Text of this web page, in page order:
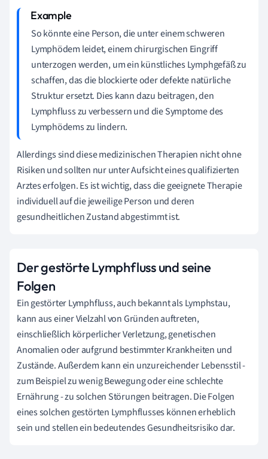
So könnte eine Person, die unter einem schweren
Lymphödem leidet, einem chirurgischen Eingriff
unterzogen werden, um ein künstliches Lymphgefäß zu
schaffen, das die blockierte oder defekte natürliche
Struktur ersetzt. Dies kann dazu beitragen, den
Lymphfluss zu verbessern und die Symptome des
Lymphödems zu lindern.
Allerdings sind diese medizinischen Therapien nicht ohne
Risiken und sollten nur unter Aufsicht eines qualifizierten
Arztes erfolgen. Es ist wichtig, dass die geeignete Therapie
individuell auf die jeweilige Person und deren
gesundheitlichen Zustand abgestimmt ist.
Der gestörte Lymphfluss und seine
Folgen
Ein gestörter Lymphfluss, auch bekannt als Lymphstau,
kann aus einer Vielzahl von Gründen auftreten,
einschließlich körperlicher Verletzung, genetischen
Anomalien oder aufgrund bestimmter Krankheiten und
Zustände. Außerdem kann ein unzureichender Lebensstil -
zum Beispiel zu wenig Bewegung oder eine schlechte
Ernährung - zu solchen Störungen beitragen. Die Folgen
eines solchen gestörten Lymphflusses können erheblich
sein und stellen ein bedeutendes Gesundheitsrisiko dar.